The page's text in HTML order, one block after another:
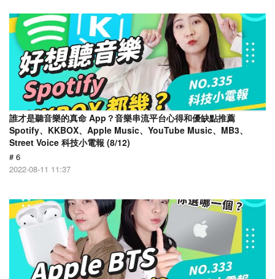
誰才是聽音樂的真命 App？音樂串流平台心得和優缺點推薦
Spotify、KKBOX、Apple Music、YouTube Music、MB3、
Street Voice 科技小電報 (8/12)
# 6
2022-08-11 11:37